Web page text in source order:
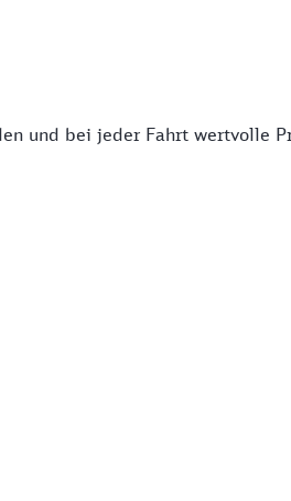
und bei jeder Fahrt wertvolle